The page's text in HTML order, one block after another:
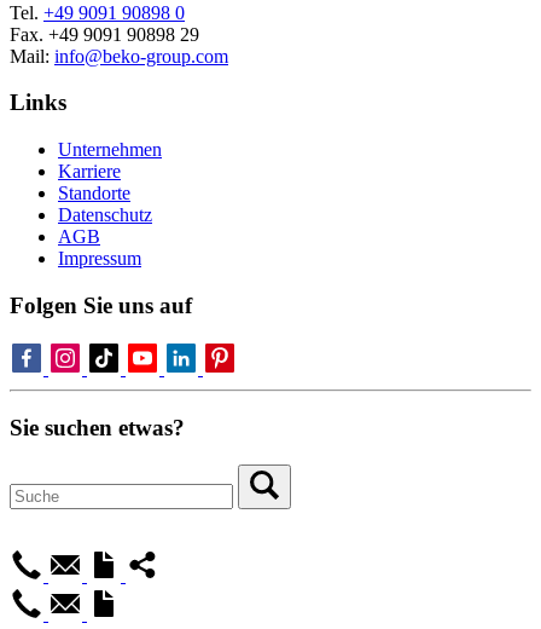
Tel. +49 9091 90898 0
Fax. +49 9091 90898 29
Mail: info@beko-group.com
Links
Unternehmen
Karriere
Standorte
Datenschutz
AGB
Impressum
Folgen Sie uns auf
Sie suchen etwas?